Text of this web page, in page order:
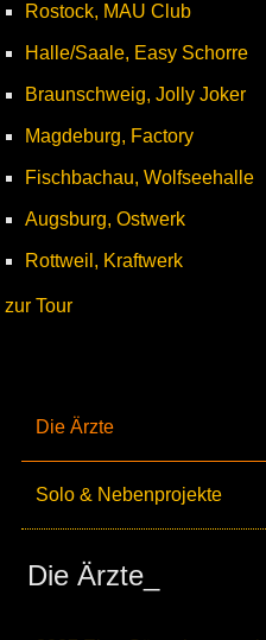
Die Ärzte
Solo & Nebenprojekte
Die Ärzte_
Rostock, MAU Club
Halle/Saale, Easy Schorre
Braunschweig, Jolly Joker
Magdeburg, Factory
Fischbachau, Wolfseehalle
Augsburg, Ostwerk
Rottweil, Kraftwerk
zur Tour